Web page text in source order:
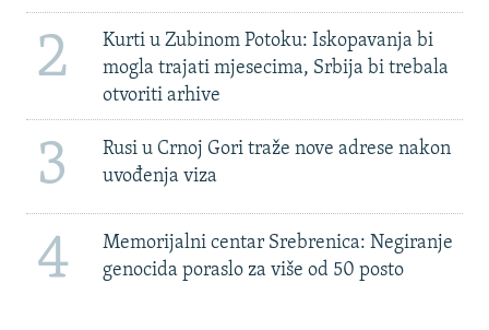
2
Kurti u Zubinom Potoku: Iskopavanja bi
mogla trajati mjesecima, Srbija bi trebala
otvoriti arhive
3
Rusi u Crnoj Gori traže nove adrese nakon
uvođenja viza
4
Memorijalni centar Srebrenica: Negiranje
genocida poraslo za više od 50 posto